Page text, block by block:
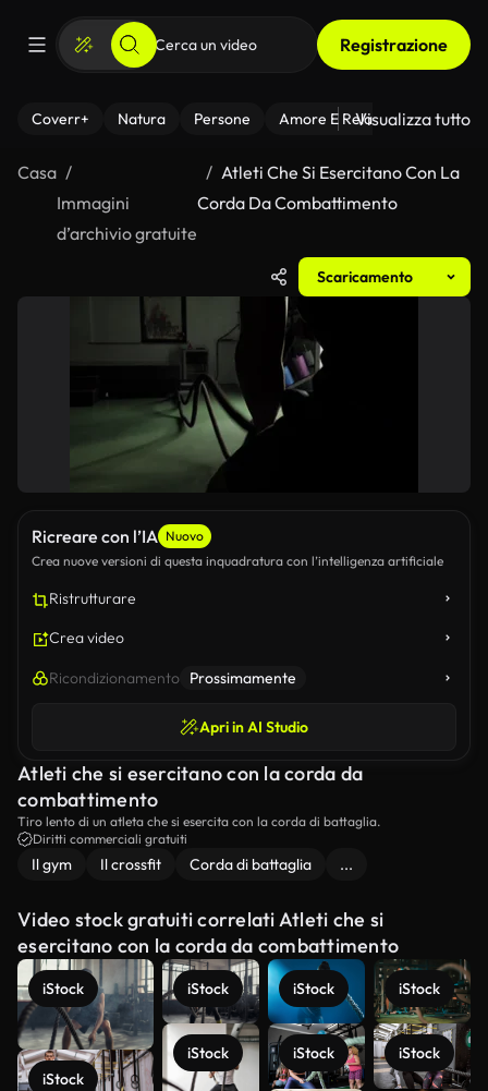
Registrazione
Coverr+ Natura Persone Amore E Relazioni Il
Visualizza tutto
Casa
Immagini
d’archivio gratuite
Atleti Che Si Esercitano Con La
Corda Da Combattimento
Scaricamento
Ricreare con l’IA Nuovo
Crea nuove versioni di questa inquadratura con l’intelligenza artificiale
Ristrutturare
Crea video
Ricondizionamento Prossimamente
Apri in AI Studio
Atleti che si esercitano con la corda da
combattimento
Tiro lento di un atleta che si esercita con la corda di battaglia.
Diritti commerciali gratuiti
Il gym Il crossfit Corda di battaglia ...
Video stock gratuiti correlati Atleti che si
esercitano con la corda da combattimento
iStock
iStock
iStock
iStock
iStock
iStock
iStock
iStock